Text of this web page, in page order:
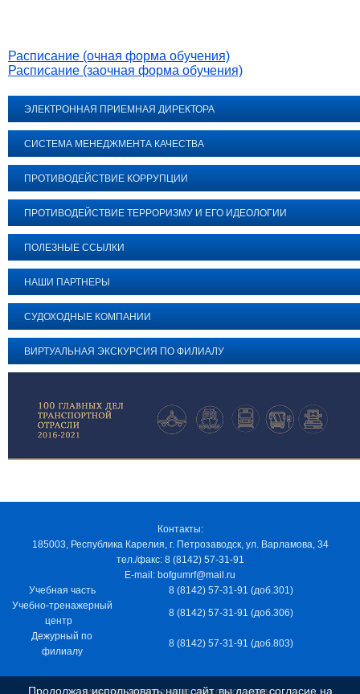
Расписание (очная форма обучения)
Расписание (заочная форма обучения)
ЭЛЕКТРОННАЯ ПРИЕМНАЯ ДИРЕКТОРА
СИСТЕМА МЕНЕДЖМЕНТА КАЧЕСТВА
ПРОТИВОДЕЙСТВИЕ КОРРУПЦИИ
ПРОТИВОДЕЙСТВИЕ ТЕРРОРИЗМУ И ЕГО ИДЕОЛОГИИ
ПОЛЕЗНЫЕ ССЫЛКИ
НАШИ ПАРТНЕРЫ
СУДОХОДНЫЕ КОМПАНИИ
ВИРТУАЛЬНАЯ ЭКСКУРСИЯ ПО ФИЛИАЛУ
Контакты:
185003, Республика Карелия, г. Петрозаводск, ул. Варламова, 34
тел./факс: 8 (8142) 57-31-91
E-mail: bofgumrf@mail.ru
Учебная часть
8 (8142) 57-31-91 (доб.301)
Учебно-тренажерный
центр
8 (8142) 57-31-91 (доб.306)
Дежурный по
филиалу
8 (8142) 57-31-91 (доб.803)
Продолжая использовать наш сайт, вы даете согласие на